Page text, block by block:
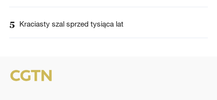
5 Kraciasty szal sprzed tysiąca lat